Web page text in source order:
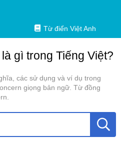
Từ điển Việt Anh
gì trong Tiếng Việt?
các sử dụng và ví dụ trong
giọng bản ngữ. Từ đồng